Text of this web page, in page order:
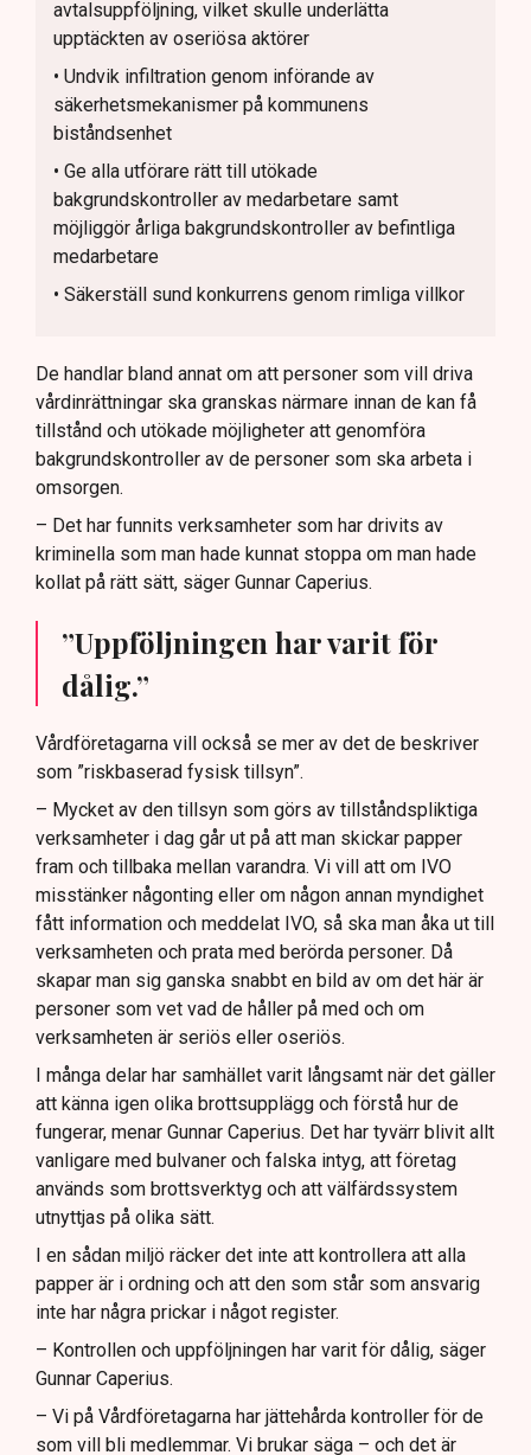
avtalsuppföljning, vilket skulle underlätta
upptäckten av oseriösa aktörer
• Undvik infiltration genom införande av
säkerhetsmekanismer på kommunens
biståndsenhet
• Ge alla utförare rätt till utökade
bakgrundskontroller av medarbetare samt
möjliggör årliga bakgrundskontroller av befintliga
medarbetare
• Säkerställ sund konkurrens genom rimliga villkor
De handlar bland annat om att personer som vill driva
vårdinrättningar ska granskas närmare innan de kan få
tillstånd och utökade möjligheter att genomföra
bakgrundskontroller av de personer som ska arbeta i
omsorgen.
– Det har funnits verksamheter som har drivits av
kriminella som man hade kunnat stoppa om man hade
kollat på rätt sätt, säger Gunnar Caperius.
”Uppföljningen har varit för
dålig.”
Vårdföretagarna vill också se mer av det de beskriver
som ”riskbaserad fysisk tillsyn”.
– Mycket av den tillsyn som görs av tillståndspliktiga
verksamheter i dag går ut på att man skickar papper
fram och tillbaka mellan varandra. Vi vill att om IVO
misstänker någonting eller om någon annan myndighet
fått information och meddelat IVO, så ska man åka ut till
verksamheten och prata med berörda personer. Då
skapar man sig ganska snabbt en bild av om det här är
personer som vet vad de håller på med och om
verksamheten är seriös eller oseriös.
I många delar har samhället varit långsamt när det gäller
att känna igen olika brottsupplägg och förstå hur de
fungerar, menar Gunnar Caperius. Det har tyvärr blivit allt
vanligare med bulvaner och falska intyg, att företag
används som brottsverktyg och att välfärdssystem
utnyttjas på olika sätt.
I en sådan miljö räcker det inte att kontrollera att alla
papper är i ordning och att den som står som ansvarig
inte har några prickar i något register.
– Kontrollen och uppföljningen har varit för dålig, säger
Gunnar Caperius.
– Vi på Vårdföretagarna har jättehårda kontroller för de
som vill bli medlemmar. Vi brukar säga – och det är